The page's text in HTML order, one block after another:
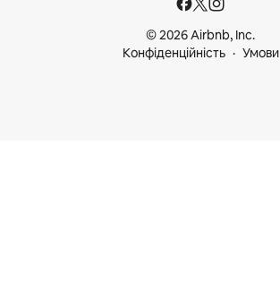
© 2026 Airbnb, Inc.
Конфіденційність
Умови